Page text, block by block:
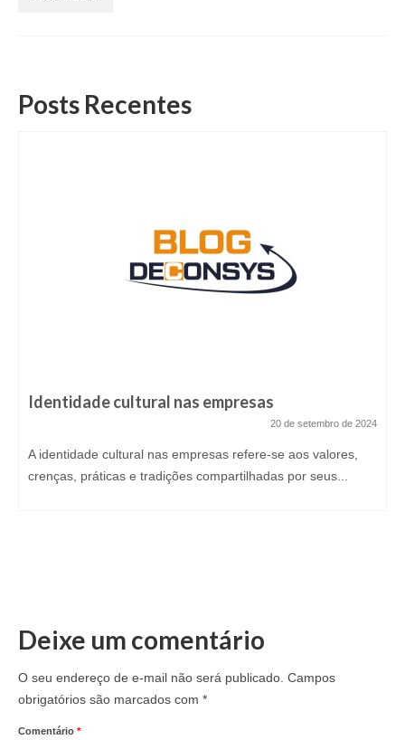
Posts Recentes
Identidade cultural nas empresas
20 de setembro de 2024
A identidade cultural nas empresas refere-se aos valores,
crenças, práticas e tradições compartilhadas por seus...
Deixe um comentário
O seu endereço de e-mail não será publicado. Campos
obrigatórios são marcados com *
Comentário *